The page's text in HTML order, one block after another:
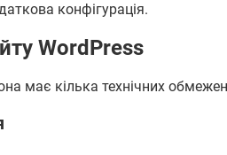
конфігурація.
WordPress
має кілька технічних